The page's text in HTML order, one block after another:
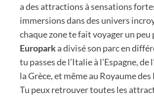
a des attractions à sensations
immersions dans des univers
chaque zone te fait voyager un peu
Europarka divisé son parc en
tu passes de l’Italie à l’Espagne, de
la Grèce, et même au Royaume
Tu peux retrouver toutes les